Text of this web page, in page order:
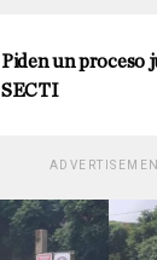
Piden un proceso
SECTI